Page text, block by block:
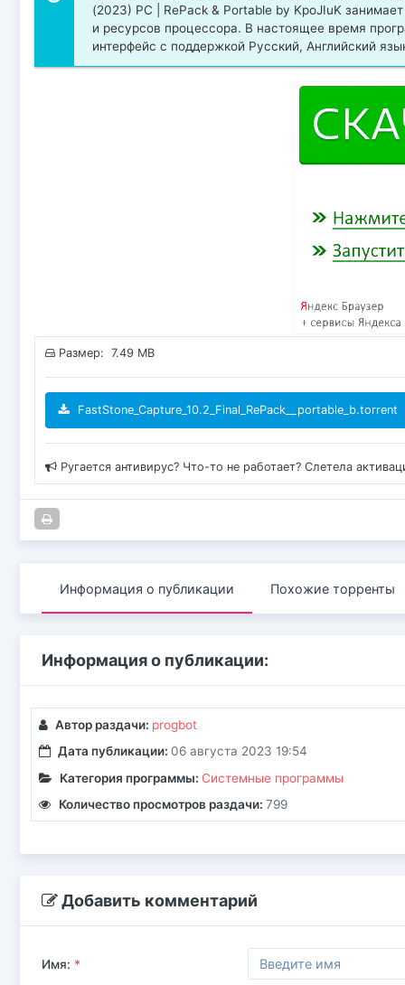
(2023) РС | RePack & Portable by KpoJIuK
и ресурсов процессора. В настоящее время
интерфейс с поддержкой Русский, Английский
Размер: 7.49 MB
FastStone_Capture_10.2_Final_RePack__portable_b.torrent
Ругается антивирус? Что-то не работает? Слетела
Информация о публикации Похожие торренты
Информация о публикации:
Автор раздачи: progbot
Дата публикации: 06 августа 2023 19:54
Категория программы: Системные программы
Количество просмотров раздачи: 799
Добавить комментарий
Имя: *